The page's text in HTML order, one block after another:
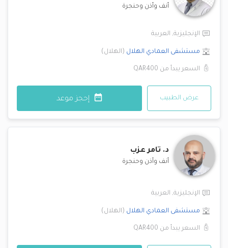
أنف وأذن وحنجرة
الإنجليزية, العربية
مستشفى العمادي الهلال (الهلال)
السعر يبدأ من QAR400
عرض الطبيب إحجز موعد
د. تامر عزب
أنف وأذن وحنجرة
الإنجليزية, العربية
مستشفى العمادي الهلال (الهلال)
السعر يبدأ من QAR400